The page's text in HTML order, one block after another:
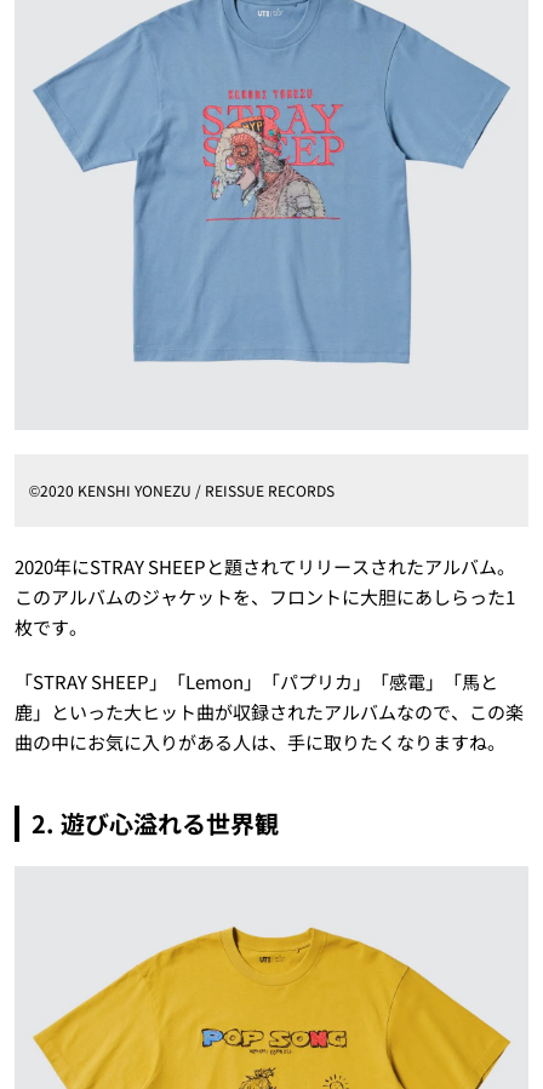
©2020 KENSHI YONEZU / REISSUE RECORDS
2020年にSTRAY SHEEPと題されてリリースされたアルバム。
このアルバムのジャケットを、フロントに大胆にあしらった1
枚です。
「STRAY SHEEP」「Lemon」「パプリカ」「感電」「馬と
鹿」といった大ヒット曲が収録されたアルバムなので、この楽
曲の中にお気に入りがある人は、手に取りたくなりますね。
2. 遊び心溢れる世界観